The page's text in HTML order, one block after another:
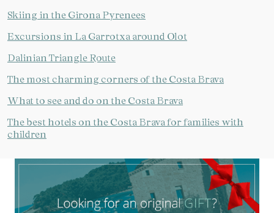
Skiing in the Girona Pyrenees
Excursions in La Garrotxa around Olot
Dalinian Triangle Route
The most charming corners of the Costa Brava
What to see and do on the Costa Brava
The best hotels on the Costa Brava for families with
children